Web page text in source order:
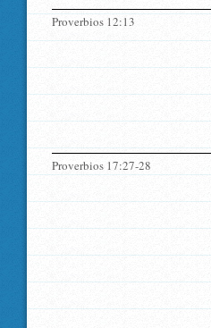
Proverbios 12:13
Proverbios 17:27-28